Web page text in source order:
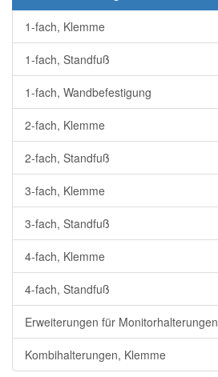
1-fach, Klemme
1-fach, Standfuß
1-fach, Wandbefestigung
2-fach, Klemme
2-fach, Standfuß
3-fach, Klemme
3-fach, Standfuß
4-fach, Klemme
4-fach, Standfuß
Erweiterungen für Monitorhalterungen
Kombihalterungen, Klemme